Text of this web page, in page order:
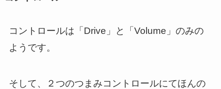
コントロールは「Drive」と「Volume」のみの
ようです。
そして、２つのつまみコントロールにてほんの